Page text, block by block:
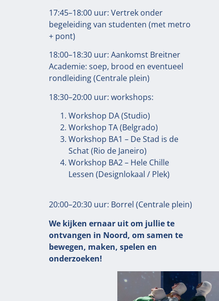
17:45–18:00 uur: Vertrek onder
begeleiding van studenten (met metro
+ pont)
18:00–18:30 uur: Aankomst Breitner
Academie: soep, brood en eventueel
rondleiding (Centrale plein)
18:30–20:00 uur: workshops:
Workshop DA (Studio)
Workshop TA (Belgrado)
Workshop BA1 – De Stad is de
Schat (Rio de Janeiro)
Workshop BA2 – Hele Chille
Lessen (Designlokaal / Plek)
20:00–20:30 uur: Borrel (Centrale plein)
We kijken ernaar uit om jullie te
ontvangen in Noord, om samen te
bewegen, maken, spelen en
onderzoeken!